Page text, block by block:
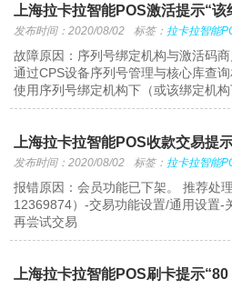
上海拉卡拉智能POS激活提示“
发布时间：2020/08/02 标签： 拉卡拉智能
故障原因：序列号绑定机构与激活码
通过CPS设备序列号管理与核心库查
使用序列号绑定机构下（或该绑定机
上海拉卡拉智能POS收款交易提
发布时间：2020/08/02 标签： 拉卡拉智能
报错原因：会员功能已下架。 推荐处
12369874）-交易功能设置/通用设置-
再尝试交易
上海拉卡拉智能POS刷卡提示